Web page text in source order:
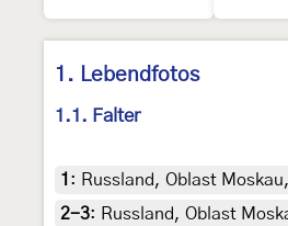
1. Lebendfotos
1.1. Falter
1 : Russland, Oblast
2-3: Russland, Oblast